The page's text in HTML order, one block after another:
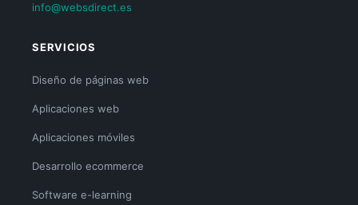
info@websdirect.es
SERVICIOS
Diseño de páginas web
Aplicaciones web
Aplicaciones móviles
Desarrollo ecommerce
Software e-learning